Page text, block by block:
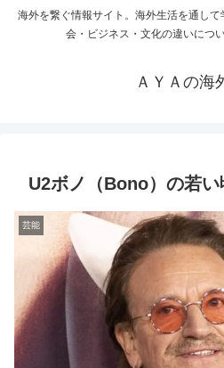
海外を繋ぐ情報サイト。海外生活を通し
会・ビジネス・文化の違いにつ
ＡＹＡの海
U2ボノ（Bono）の若い
芸能